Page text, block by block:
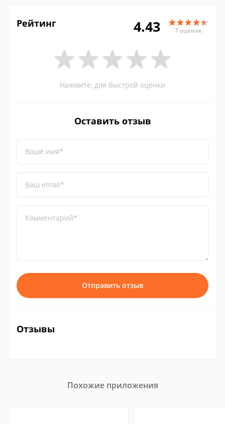
Рейтинг 4.43 7 оценок
Нажмите, для быстрой оценки
Оставить отзыв
Ваше имя*
Ваш email*
Комментарий*
Отправить отзыв
Отзывы
Похожие приложения